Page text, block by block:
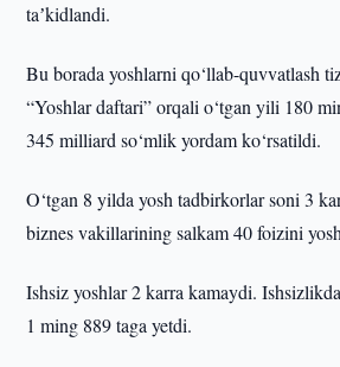
taʼkidlandi.
Bu borada yoshlarni qo‘llab-quvvatlash
“Yoshlar daftari” orqali o‘tgan yili 180
345 milliard so‘mlik yordam ko‘rsatildi.
O‘tgan 8 yilda yosh tadbirkorlar soni 3
biznes vakillarining salkam 40 foizini
Ishsiz yoshlar 2 karra kamaydi.
1 ming 889 taga yetdi.